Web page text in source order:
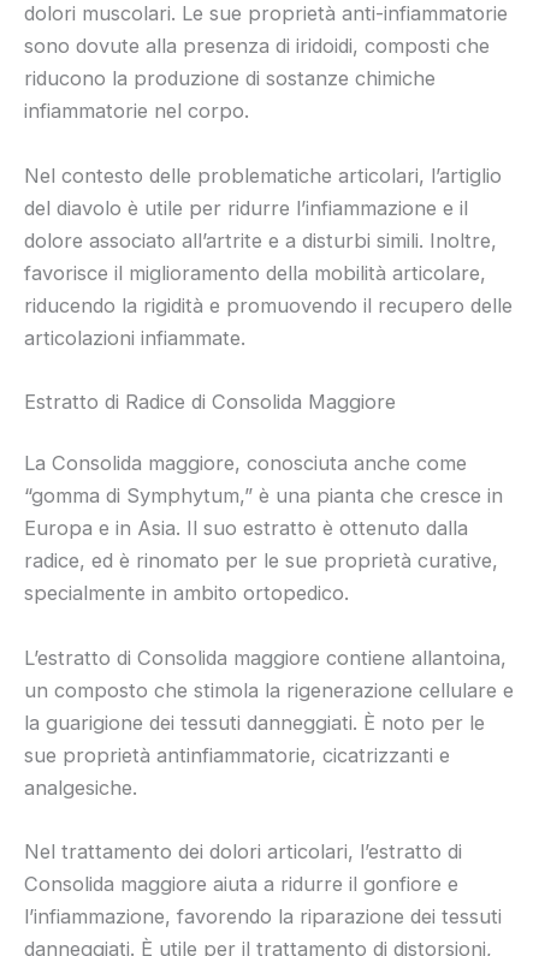
dolori muscolari. Le sue proprietà anti-infiammatorie
sono dovute alla presenza di iridoidi, composti che
riducono la produzione di sostanze chimiche
infiammatorie nel corpo.
Nel contesto delle problematiche articolari, l’artiglio
del diavolo è utile per ridurre l’infiammazione e il
dolore associato all’artrite e a disturbi simili. Inoltre,
favorisce il miglioramento della mobilità articolare,
riducendo la rigidità e promuovendo il recupero delle
articolazioni infiammate.
Estratto di Radice di Consolida Maggiore
La Consolida maggiore, conosciuta anche come
“gomma di Symphytum,” è una pianta che cresce in
Europa e in Asia. Il suo estratto è ottenuto dalla
radice, ed è rinomato per le sue proprietà curative,
specialmente in ambito ortopedico.
L’estratto di Consolida maggiore contiene allantoina,
un composto che stimola la rigenerazione cellulare e
la guarigione dei tessuti danneggiati. È noto per le
sue proprietà antinfiammatorie, cicatrizzanti e
analgesiche.
Nel trattamento dei dolori articolari, l’estratto di
Consolida maggiore aiuta a ridurre il gonfiore e
l’infiammazione, favorendo la riparazione dei tessuti
danneggiati. È utile per il trattamento di distorsioni,